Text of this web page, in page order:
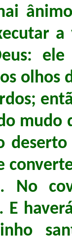
a
ele
olhos
mudo
No
E